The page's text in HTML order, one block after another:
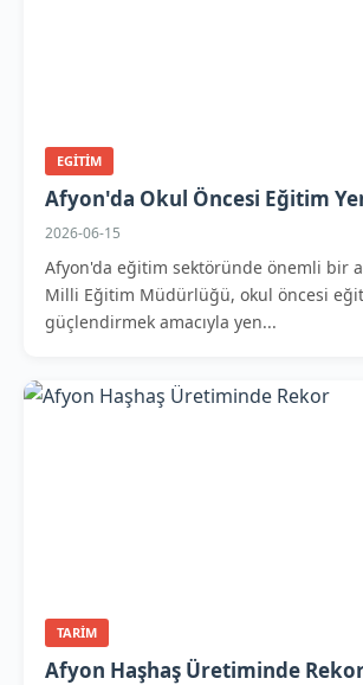
EGITIM
Afyon'da Okul Öncesi Eğitim
2026-06-15
Afyon'da eğitim sektöründe önemli bir
Milli Eğitim Müdürlüğü, okul öncesi
güçlendirmek amacıyla yen...
TARIM
Afyon Haşhaş Üretiminde